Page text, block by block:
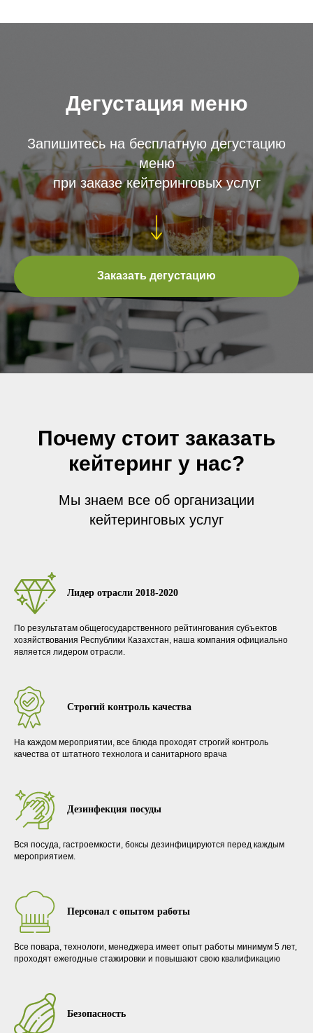
Дегустация меню
Запишитесь на бесплатную дегустацию
меню
при заказе кейтеринговых услуг
Заказать дегустацию
Почему стоит заказать
кейтеринг у нас?
Мы знаем все об организации
кейтеринговых услуг
Лидер отрасли 2018-2020
По результатам общегосударственного рейтингования субъектов
хозяйствования Республики Казахстан, наша компания официально
является лидером отрасли.
Строгий контроль качества
На каждом мероприятии, все блюда проходят строгий контроль
качества от штатного технолога и санитарного врача
Дезинфекция посуды
Вся посуда, гастроемкости, боксы дезинфицируются перед каждым
мероприятием.
Персонал с опытом работы
Все повара, технологи, менеджера имеет опыт работы минимум 5 лет,
проходят ежегодные стажировки и повышают свою квалификацию
Безопасность